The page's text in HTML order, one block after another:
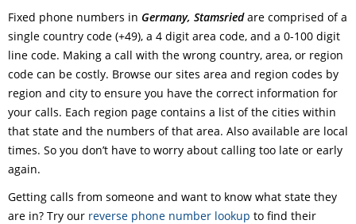
Fixed phone numbers in Germany, Stamsriedare comprised of a
single country code (+49), a 4 digit area code, and a 0-100 digit
line code. Making a call with the wrong country, area, or region
code can be costly. Browse our sites area and region codes by
region and city to ensure you have the correct information for
your calls. Each region page contains a list of the cities within
that state and the numbers of that area. Also available are local
times. So you don’t have to worry about calling too late or early
again.
Getting calls from someone and want to know what state they
are in? Try our reverse phone number lookup to find their